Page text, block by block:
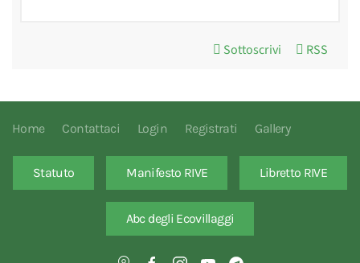
Sottoscrivi RSS
Home Contattaci Login Registrati Gallery
Statuto Manifesto RIVE Libretto RIVE
Abc degli Ecovillaggi